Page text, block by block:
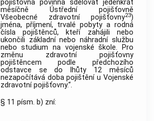
pojišťovna povinna sdělovat jedenkrát
měsíčně Ústřední pojišťovně
Všeobecné zdravotní pojišťovny23)
jména, příjmení, trvalé pobyty a rodná
čísla pojištěnců, kteří zahájili nebo
ukončili základní nebo náhradní službu
nebo studium na vojenské škole. Pro
změnu zdravotní pojišťovny
pojištěncem podle předchozího
odstavce se do lhůty 12 měsíců
nezapočítává doba pojištění u Vojenské
zdravotní pojišťovny.“.
§ 11 písm. b) zní: